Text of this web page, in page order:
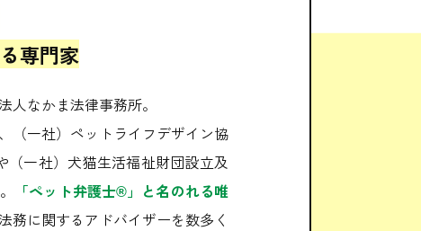
専門家
人なかま法律事務所。
（一社）ペットライフデザイン協
（一社）犬猫生活福祉財団設立及
「ペット弁護士®」と名のれる唯
務に関するアドバイザーを数多く